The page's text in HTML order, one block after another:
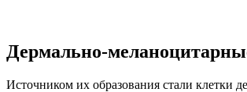
Дермально-
Источником их образования стали клетки